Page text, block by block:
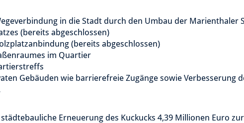
in die Stadt durch den Umbau der Marienthaler
(bereits abgeschlossen)
(bereits abgeschlossen)
im Quartier
Gebäuden wie barrierefreie Zugänge sowie Verbesserung
Erneuerung des Kuckucks 4,39 Millionen Euro